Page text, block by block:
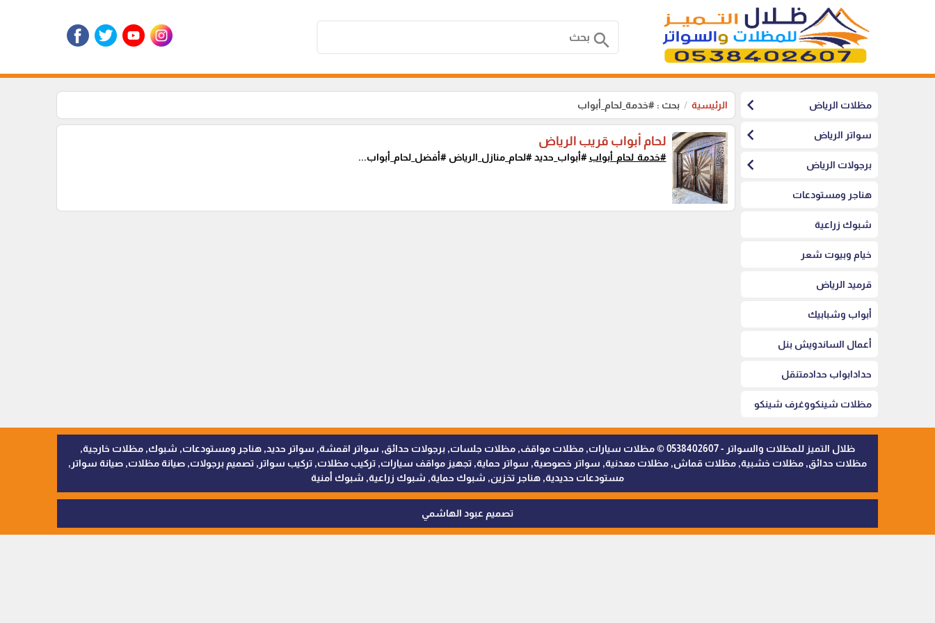
search
مظلات الرياض chevron_left
سواتر الرياض chevron_left
برجولات الرياض chevron_left
هناجر ومستودعات
شبوك زراعية
خيام وبيوت شعر
قرميد الرياض
أبواب وشبابيك
أعمال الساندويش بنل
حدادابواب حدادمتنقل
مظلات شينكووغرف شينكو
الرئيسية بحث : #خدمة_لحام_أبواب
لحام أبواب قريب الرياض
#خدمة_لحام_أبواب #أبواب_حديد #لحام_منازل_الرياض #أفضل_لحام_أبواب...
ظلال التميز للمظلات والسواتر - 0538402607 © مظلات سيارات, مظلات مواقف, مظلات جلسات, برجولات حدائق, سواتر اقمشة, سواتر حديد, هناجر ومستودعات, شبوك, مظلات خارجية,
مظلات حدائق, مظلات خشبية, مظلات قماش, مظلات معدنية, سواتر خصوصية, سواتر حماية, تجهيز مواقف سيارات, تركيب مظلات, تركيب سواتر, تصميم برجولات, صيانة مظلات, صيانة سواتر,
مستودعات حديدية, هناجر تخزين, شبوك حماية, شبوك زراعية, شبوك أمنية
تصميم عبود الهاشمي